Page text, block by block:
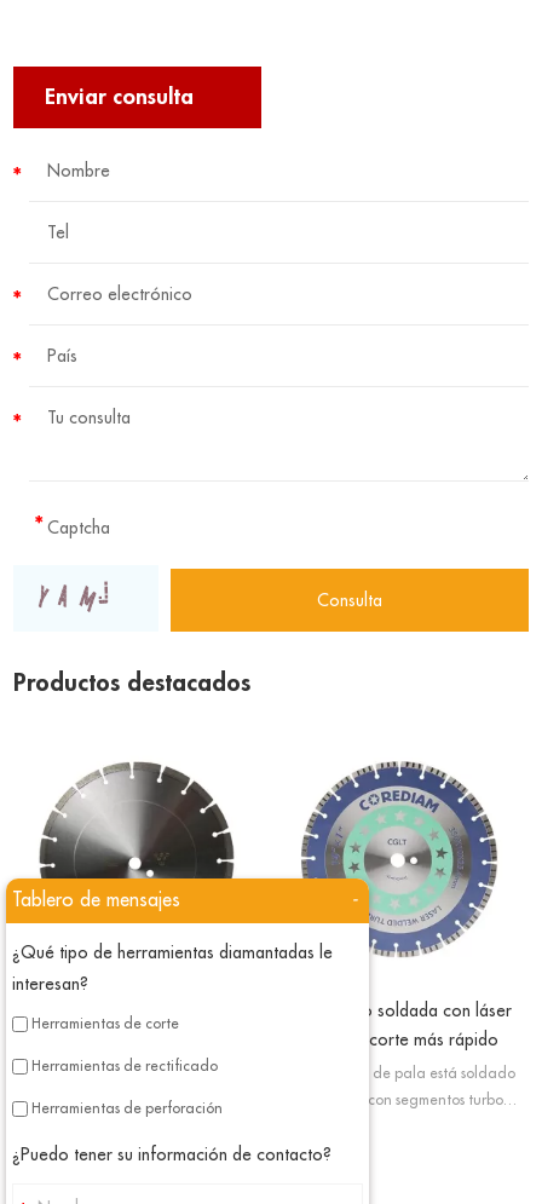
Enviar consulta
Productos destacados
Diamond Concrete Blade está
soldada con láser; en este estado
segmentada tenga alta resistencia y
Hoja turbo soldada con láser
para un corte más rápido
El tipo turbo de pala está soldado
con láser, con segmentos turbo
las palas y proporcionar una mejor
Tablero de mensajes -
¿Qué tipo de herramientas diamantadas le
interesan?
Herramientas de corte
Herramientas de rectificado
Herramientas de perforación
¿Puedo tener su información de contacto?